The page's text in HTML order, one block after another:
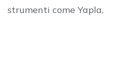
strumenti come Yapla,